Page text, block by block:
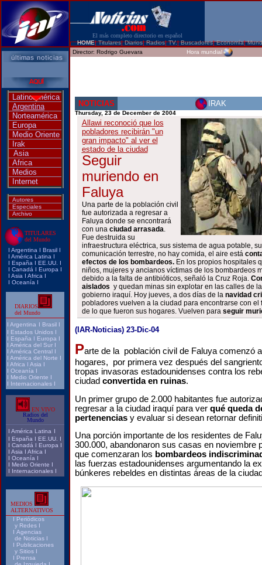
El más completo directorio en español
HOME|Titulares| Diarios| Radios| TV.|Buscadores|Economía|
Latinoamérica
Argentina
Norteamérica
Europa
Medio Oriente
Irak
Asia
Africa
Medios
Internet
Autores
Especiales
Archivo
TITULARES
del Mundo
I Argentina I Brasil I
I América Latina I
I España I EE.UU.
I
I Canadá I Europa I
I Asia I Africa I
I Oceanía I
DIARIOS
del Mundo
I Argentina I Brasil I
I Estados Unidos I
I España I Europa I
I América del Sur I
I América Central I
I América del Norte I
I Africa I Asia I
I Oceanía I
I Medio Oriente I
I Internacionales I
EN VIVO
Radios del
Mundo
I América Latina I
I España I EE.UU.
I
I Canadá I Europa I
I Asia I Africa I
I Oceanía I
I Medio Oriente I
I Internacionales I
MEDIOS
ALTERNATIVOS
I Periódicos
y Redes I
I Agencias
de Noticias I
I Publicaciones
y Sitios I
I Prensa
Director: Rodrigo Guevara Hora mundial
NOTICIAS IRAK
Thursday, 23 de December de 2004
Allawi reconoció que los
pobladores recibirán "un
gran impacto" al ver el
estado de la ciudad
Seguir
muriendo en
Faluya
Una parte de la población civil
fue autorizada a regresar a
Faluya donde se encontrará
con una ciudad arrasada.
Fue destruida su
infraestructura eléctrica, sus sistema de agua potable,
comunicación terrestre, no hay comida, el aire está
efectos de los bombardeos. En los propios hospitales
niños, mujeres y ancianos víctimas de los bombardeos
debido a la falta de antibióticos, señaló la Cruz Roja.
aislados y quedan minas sin explotar en las calles de
gobierno iraquí. Hoy jueves, a dos días de la navidad
pobladores vuelven a la ciudad para encontrarse con el
de lo que fueron sus hogares. Vuelven para seguir
(IAR-Noticias) 23-Dic-04
Parte de la población civil de Faluya comenzó
hogares, por primera vez después del
tropas invasoras estadounidenses contra los
ciudad convertida en ruinas.
Un primer grupo de 2.000 habitantes fue
regresar a la ciudad iraquí para ver qué queda
pertenencias y evaluar si desean retornar
Una porción importante de los residentes de
300.000, abandonaron sus casas en noviembre
que comenzaran los bombardeos
las fuerzas estadounidenses argumentando la
búnkeres rebeldes en distintas áreas de la